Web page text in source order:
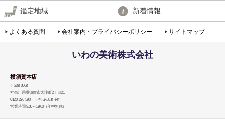
鑑定地域 新着情報
よくある質問 会社案内・プライバシーポリシー サイトマップ
いわの美術株式会社
横須賀本店
〒238-0008
神奈川県横須賀市大滝町2丁目21
0120-226-590
※持ち込み要予約
営業時間 9:00～19:00（年中無休）